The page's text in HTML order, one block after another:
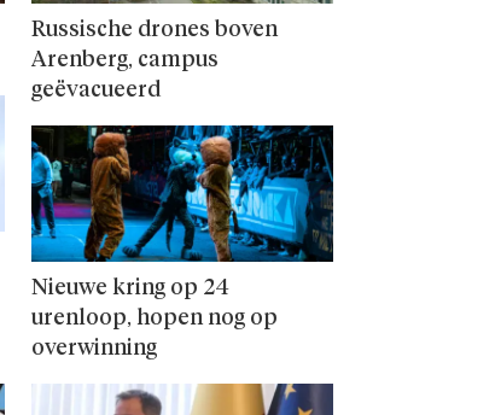
Russische drones boven
Arenberg, campus
geëvacueerd
Nieuwe kring op 24
urenloop, hopen nog op
overwinning